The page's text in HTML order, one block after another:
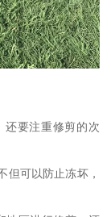
还要注重修剪的次
但可以防止冻坏，